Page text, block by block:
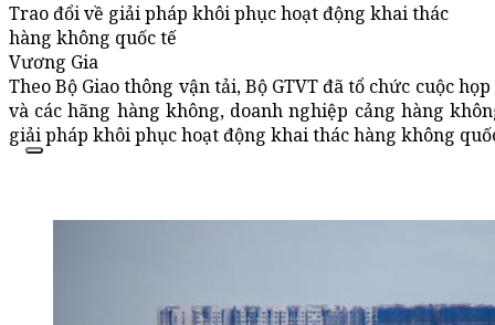
Trao đổi về giải pháp khôi phục hoạt động khai thác
hàng không quốc tế
Vương Gia
Theo Bộ Giao thông vận tải, Bộ GTVT đã tổ chức cuộc
và các hãng hàng không, doanh nghiệp cảng hàng
giải pháp khôi phục hoạt động khai thác hàng không